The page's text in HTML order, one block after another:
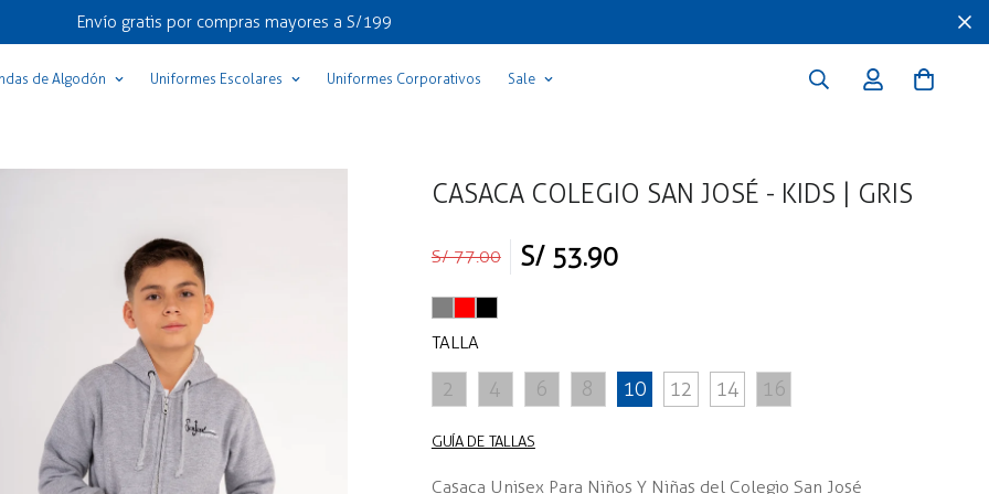
Envío gratis por compras mayores a S/199
de Algodón Uniformes Escolares Uniformes Corporativos Sale
CASACA COLEGIO SAN JOSÉ - KIDS | GRIS
Precio
S/ 77.00
Precio
venta
S/ 53.90
TALLA
2 4 6 8 10 12 14 16
GUÍA DE TALLAS
Casaca Unisex Para Niños Y Niñas del Colegio San José